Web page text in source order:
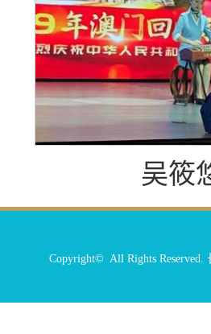
吴筱
Copyright© All Rights